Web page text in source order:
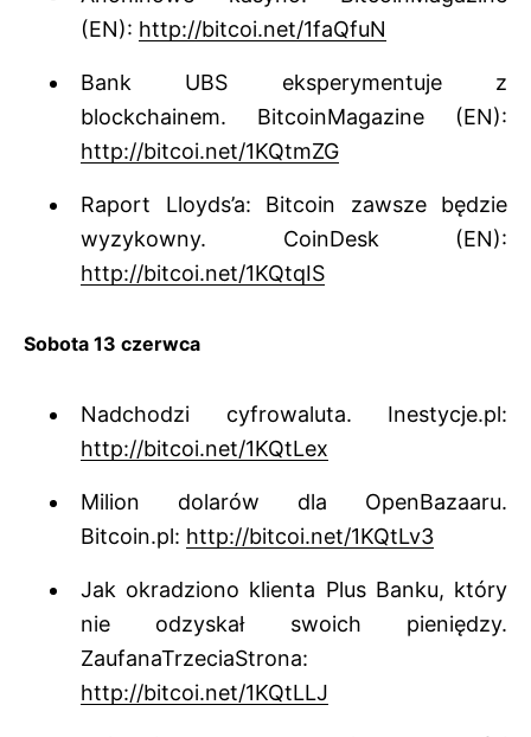
(EN): http://bitcoi.net/1faQfuN
Bank UBS eksperymentuje z
blockchainem. BitcoinMagazine (EN):
http://bitcoi.net/1KQtmZG
Raport Lloyds’a: Bitcoin zawsze będzie
wyzykowny. CoinDesk (EN):
http://bitcoi.net/1KQtqIS
Sobota 13 czerwca
Nadchodzi cyfrowaluta. Inestycje.pl:
http://bitcoi.net/1KQtLex
Milion dolarów dla OpenBazaaru.
Bitcoin.pl: http://bitcoi.net/1KQtLv3
Jak okradziono klienta Plus Banku, który
nie odzyskał swoich pieniędzy.
ZaufanaTrzeciaStrona:
http://bitcoi.net/1KQtLLJ